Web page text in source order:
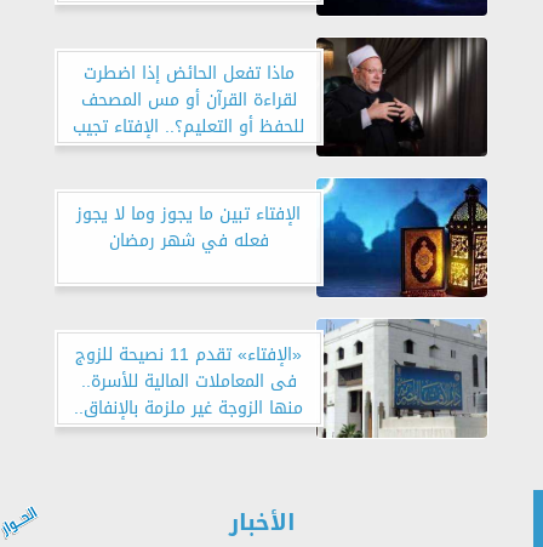
ماذا تفعل الحائض إذا اضطرت
لقراءة القرآن أو مس المصحف
للحفظ أو التعليم؟.. الإفتاء تجيب
الإفتاء تبين ما يجوز وما لا يجوز
فعله في شهر رمضان
«الإفتاء» تقدم 11 نصيحة للزوج
فى المعاملات المالية للأسرة..
منها الزوجة غير ملزمة بالإنفاق..
لا تضع المال تحت البلاطة
الأخبار